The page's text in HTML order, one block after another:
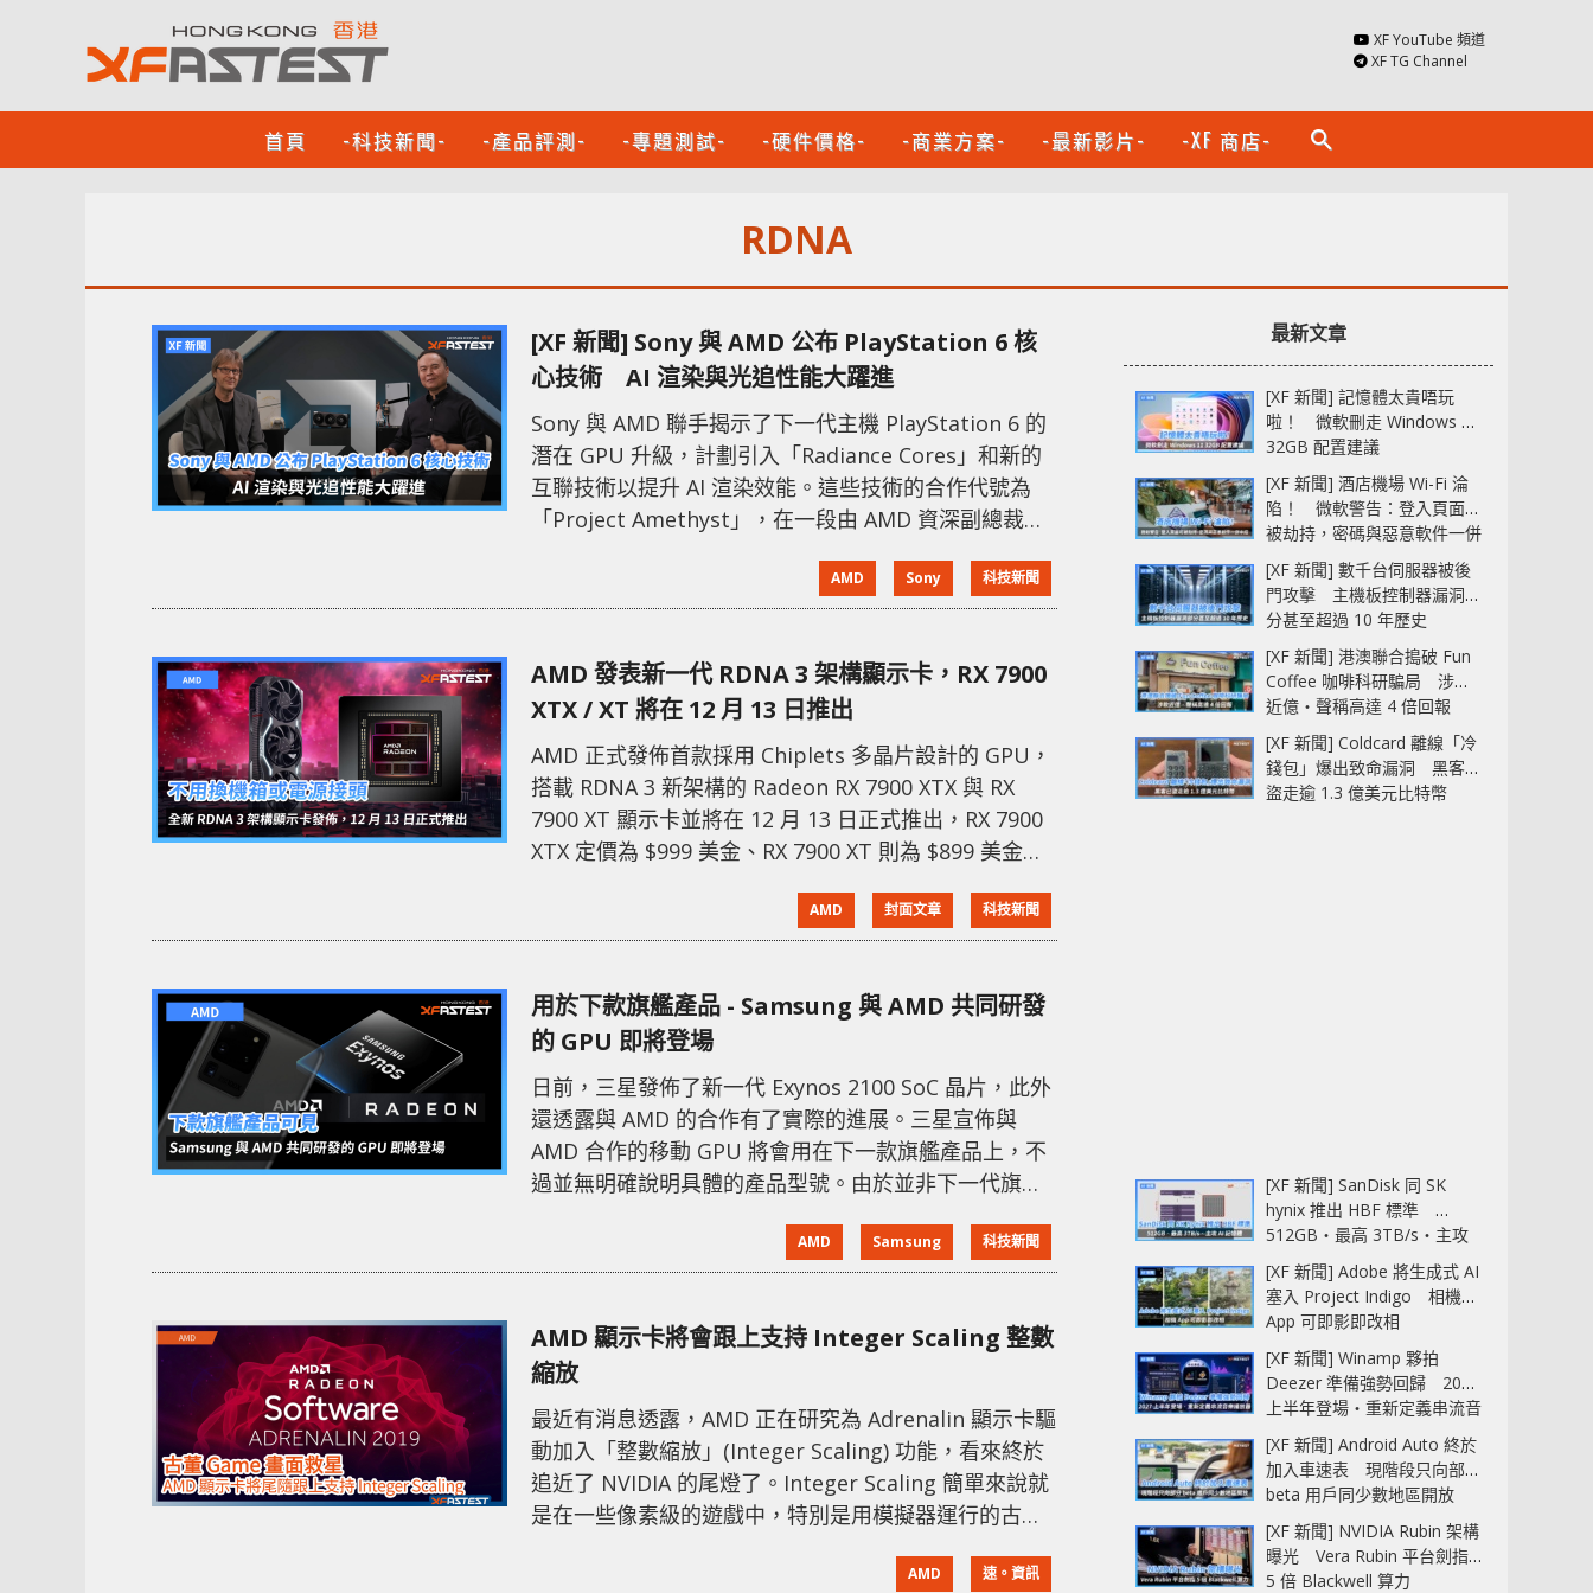
XF YouTube 頻道
XF TG Channel
首頁 -科技新聞- -產品評測- -專題測試- -硬件價格- -商業方案- -最新影片- -XF 商店- search
RDNA
[XF 新聞] Sony 與 AMD 公布 PlayStation 6 核
心技術 AI 渲染與光追性能大躍進
Sony 與 AMD 聯手揭示了下一代主機 PlayStation 6 的
潛在 GPU 升級，計劃引入「Radiance Cores」和新的
互聯技術以提升 AI 渲染效能。這些技術的合作代號為
「Project Amethyst」，在一段由 AMD 資深副總裁
的影片中被公開。他們探討了即將到來的 AI 渲染和光線
追蹤性能的重大突破，這些特性可能會成為
AMD Sony 科技新聞
AMD 發表新一代 RDNA 3 架構顯示卡，RX 7900
XTX / XT 將在 12 月 13 日推出
AMD 正式發佈首款採用 Chiplets 多晶片設計的 GPU，
搭載 RDNA 3 新架構的 Radeon RX 7900 XTX 與 RX
7900 XT 顯示卡並將在 12 月 13 日正式推出，RX 7900
XTX 定價為 $999 美金、RX 7900 XT 則為 $899 美金。
5nm 製程 Graphics Compute Die (GCD) 以及周圍 6
顆 Memory Cache Die (MC
AMD 封面文章 科技新聞
用於下款旗艦產品 - Samsung 與 AMD 共同研發
的 GPU 即將登場
日前，三星發佈了新一代 Exynos 2100 SoC 晶片，此外
還透露與 AMD 的合作有了實際的進展。三星宣佈與
AMD 合作的移動 GPU 將會用在下一款旗艦產品上，不
過並無明確說明具體的產品型號。由於並非下一代旗艦
Note 21 或 Galaxy Z Fold 3 這些產品，估計應該會在
今年下半年登場。 至於三星與 AMD 合作的移動 GPU，
架構。據 Tec
AMD Samsung 科技新聞
AMD 顯示卡將會跟上支持 Integer Scaling 整數
縮放
最近有消息透露，AMD 正在研究為 Adrenalin 顯示卡驅
動加入「整數縮放」(Integer Scaling) 功能，看來終於
追近了 NVIDIA 的尾燈了。Integer Scaling 簡單來說就
是在一些像素級的遊戲中，特別是用模擬器運行的古老
解像度下也能保持清晰、邊緣銳利的畫面。 而傳統的雙
AMD 速。資訊
最新文章
[XF 新聞] 記憶體太貴唔玩
啦！ 微軟刪走 Windows 11
32GB 配置建議
[XF 新聞] 酒店機場 Wi-Fi 淪
陷！ 微軟警告：登入頁面可
被劫持，密碼與惡意軟件一併
中招
[XF 新聞] 數千台伺服器被後
門攻擊 主機板控制器漏洞部
分甚至超過 10 年歷史
[XF 新聞] 港澳聯合搗破 Fun
Coffee 咖啡科研騙局 涉款
近億‧聲稱高達 4 倍回報
[XF 新聞] Coldcard 離線「冷
錢包」爆出致命漏洞 黑客已
盜走逾 1.3 億美元比特幣
[XF 新聞] SanDisk 同 SK
hynix 推出 HBF 標準
512GB‧最高 3TB/s‧主攻
AI 記憶體
[XF 新聞] Adobe 將生成式 AI
塞入 Project Indigo 相機
App 可即影即改相
[XF 新聞] Winamp 夥拍
Deezer 準備強勢回歸 2027
上半年登場‧重新定義串流音
樂播放器
[XF 新聞] Android Auto 終於
加入車速表 現階段只向部分
beta 用戶同少數地區開放
[XF 新聞] NVIDIA Rubin 架構
曝光 Vera Rubin 平台劍指
5 倍 Blackwell 算力